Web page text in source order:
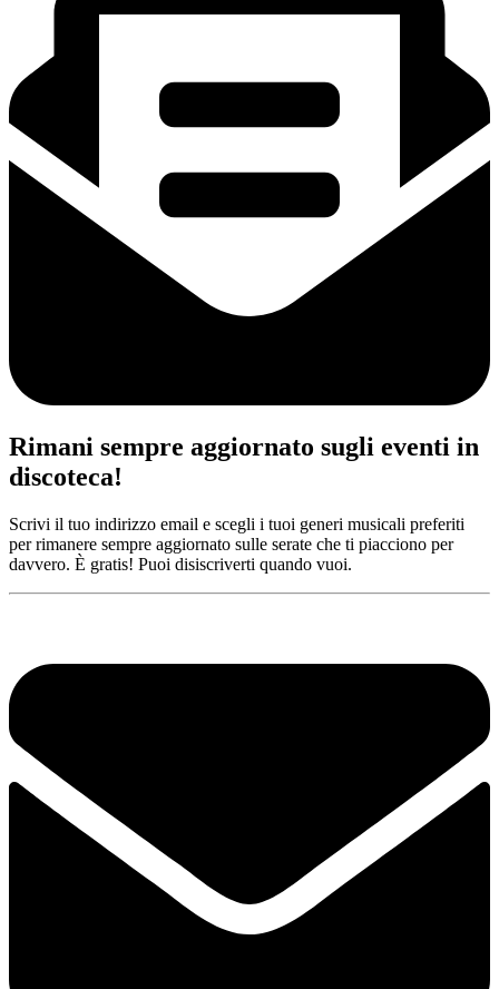
Rimani sempre aggiornato sugli eventi in
discoteca!
Scrivi il tuo indirizzo email e scegli i tuoi generi musicali preferiti
per rimanere sempre aggiornato sulle serate che ti piacciono per
davvero. È gratis! Puoi disiscriverti quando vuoi.